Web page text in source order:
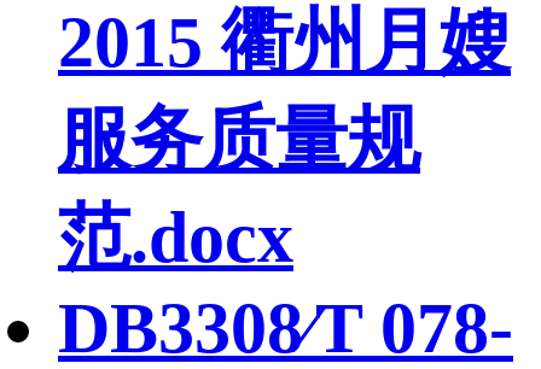
2015 衢州月嫂
服务质量规
范.docx
DB3308∕T 078-